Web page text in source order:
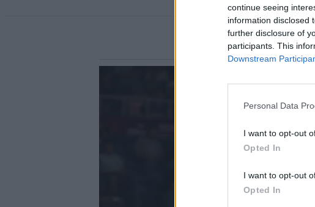
continue seeing
information disclosed
further disclosure of
participants. This
Downstream
Personal Data
I want to opt-out
Opted In
I want to opt-out
Opted In